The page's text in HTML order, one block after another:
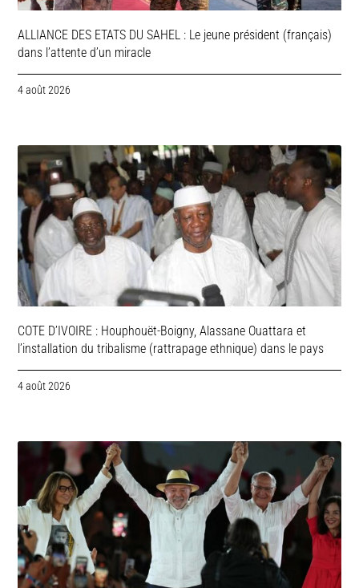
ALLIANCE DES ETATS DU SAHEL : Le jeune président (français)
dans l’attente d’un miracle
4 août 2026
COTE D’IVOIRE : Houphouët-Boigny, Alassane Ouattara et
l’installation du tribalisme (rattrapage ethnique) dans le pays
4 août 2026